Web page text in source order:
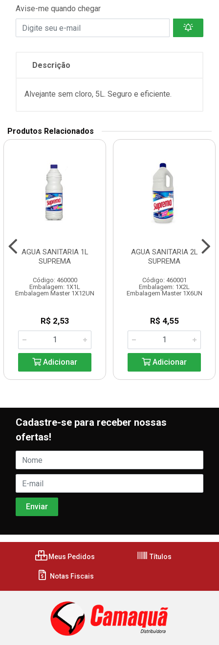
Avise-me quando chegar
Descrição
Alvejante sem cloro, 5L. Seguro e eficiente.
Produtos Relacionados
AGUA SANITARIA 1L
SUPREMA
Código: 460000
Embalagem: 1X1L
Embalagem Master 1X12UN
R$ 2,53
Adicionar
AGUA SANITARIA 2L
SUPREMA
Código: 460001
Embalagem: 1X2L
Embalagem Master 1X6UN
R$ 4,55
Adicionar
Cadastre-se para receber nossas
ofertas!
Meus Pedidos Títulos
Notas Fiscais